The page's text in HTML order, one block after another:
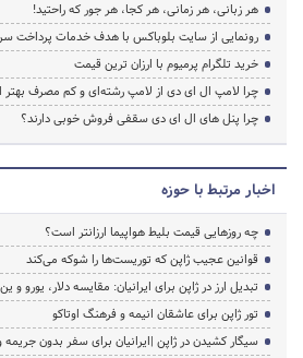
هر زبانی، هر زمانی، هر کجا، هر جور که راحتید!
رونمایی از سایت بلوباکس با هدف خدمات پرداخت
خرید تلگرام پرمیوم با ارزان ترین قیمت
چرا لامپ ال ای دی از لامپ رشته‌ای و کم مصرف
چرا پنل های ال ای دی سقفی فروش خوبی دارند؟
اخبار مرتبط با حوزه
چه روزهایی قیمت بلیط هواپیما ارزانتر است؟
قوانین عجیب ژاپن که توریست‌ها را شوکه می‌کند
تبدیل ارز در ژاپن برای ایرانیان: مقایسه دلار، یورو و
تور ژاپن برای عاشقان انیمه و فرهنگ اوتاکو
سیگار کشیدن در ژاپن |ایرانیان برای سفر بدون جریمه